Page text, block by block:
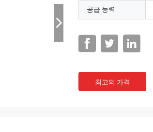
공급 능력
최고의 가격